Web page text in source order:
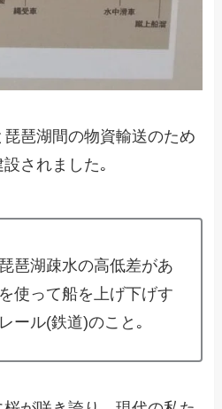
琶湖間の物資輸送のため
されました｡
琶湖疎水の高低差があ
使って船を上げ下げす
ール(鉄道)のこと｡